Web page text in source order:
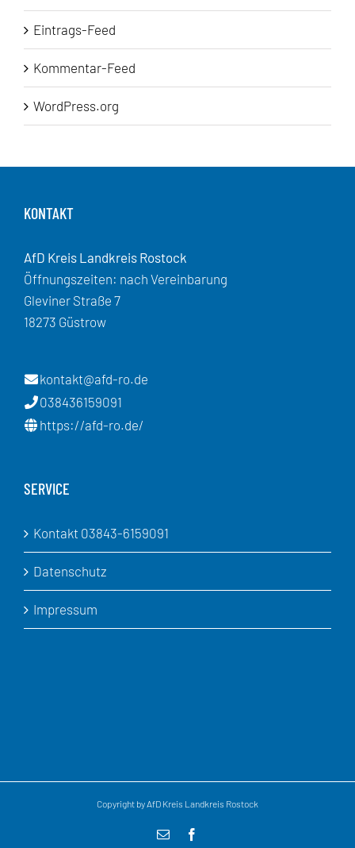
Eintrags-Feed
Kommentar-Feed
WordPress.org
KONTAKT
AfD Kreis Landkreis Rostock
Öffnungszeiten: nach Vereinbarung
Gleviner Straße 7
18273 Güstrow
kontakt@afd-ro.de
038436159091
https://afd-ro.de/
SERVICE
Kontakt 03843-6159091
Datenschutz
Impressum
Copyright by AfD Kreis Landkreis Rostock
E-